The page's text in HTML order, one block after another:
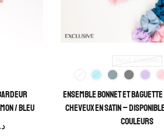
/ Bleu
TAILLE STANDARD
Ensemble Bonnet et
Cheveux en Satin –
Couleurs